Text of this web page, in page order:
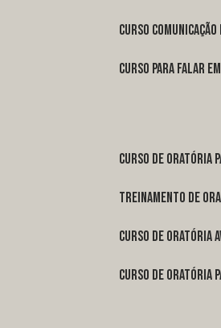
curso
curso para falar
curso de oratória
treinamento de
curso de oratória
curso de oratória